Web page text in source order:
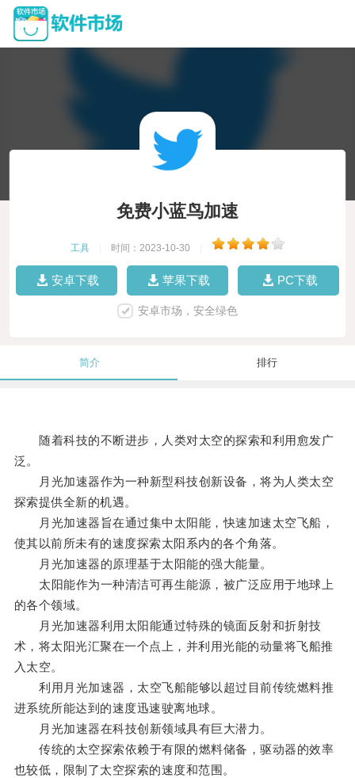
免费小蓝鸟加速
工具 时间：2023-10-30
安卓下载 苹果下载 PC下载
安卓市场，安全绿色
简介 排行
随着科技的不断进步，人类对太空的探索和利用愈发广
泛。
月光加速器作为一种新型科技创新设备，将为人类太空
探索提供全新的机遇。
月光加速器旨在通过集中太阳能，快速加速太空飞船，
使其以前所未有的速度探索太阳系内的各个角落。
月光加速器的原理基于太阳能的强大能量。
太阳能作为一种清洁可再生能源，被广泛应用于地球上
的各个领域。
月光加速器利用太阳能通过特殊的镜面反射和折射技
术，将太阳光汇聚在一个点上，并利用光能的动量将飞船推
入太空。
利用月光加速器，太空飞船能够以超过目前传统燃料推
进系统所能达到的速度迅速驶离地球。
月光加速器在科技创新领域具有巨大潜力。
传统的太空探索依赖于有限的燃料储备，驱动器的效率
也较低，限制了太空探索的速度和范围。